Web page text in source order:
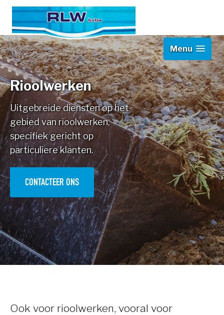
Menu
Rioolwerken
Uitgebreide diensten op het
gebied van rioolwerken,
specifiek gericht op
particuliere klanten.
CONTACTEER ONS
Ook voor rioolwerken, vooral voor